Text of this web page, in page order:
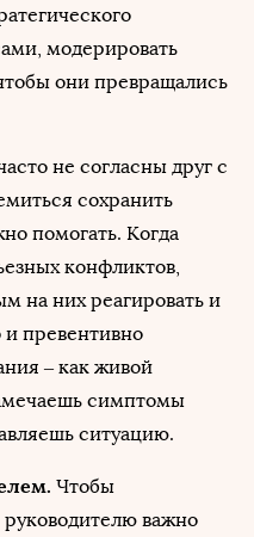
модерировать
они превращались
не согласны друг с
сохранить
помогать. Когда
конфликтов,
на них реагировать и
превентивно
– как живой
симптомы
ситуацию.
Чтобы
руководителю важно